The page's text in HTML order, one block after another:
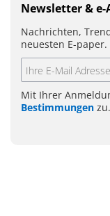
Newsletter & e-
Nachrichten,
neuesten E-paper.
Mit Ihrer
Bestimmungen zu.